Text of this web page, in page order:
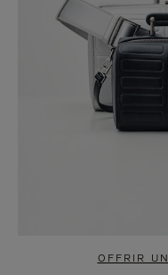
OFFRIR